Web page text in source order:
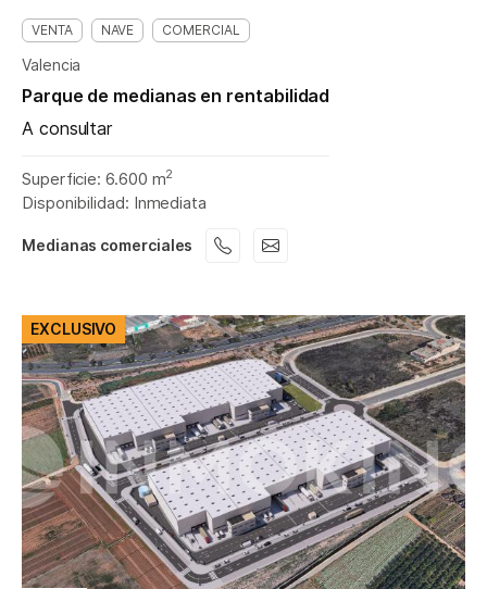
VENTA NAVE COMERCIAL
Valencia
Parque de medianas en rentabilidad
A consultar
Superficie: 6.600 m2
Disponibilidad: Inmediata
Medianas comerciales
EXCLUSIVO